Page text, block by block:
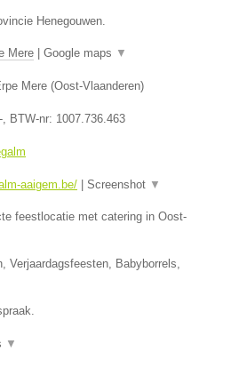
Henegouwen.
Mere Google maps ▼
Mere (Oost-Vlaanderen)
-, BTW-nr: 1007.736.463
aaigem.be/ Screenshot ▼
feestlocatie met catering in Oost-
Verjaardagsfeesten, Babyborrels,
▼